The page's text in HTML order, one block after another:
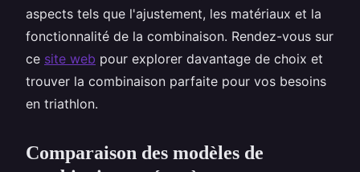
aspects tels que l'ajustement, les matériaux et la
fonctionnalité de la combinaison. Rendez-vous sur
ce site web pour explorer davantage de choix et
trouver la combinaison parfaite pour vos besoins
en triathlon.
Comparaison des modèles de